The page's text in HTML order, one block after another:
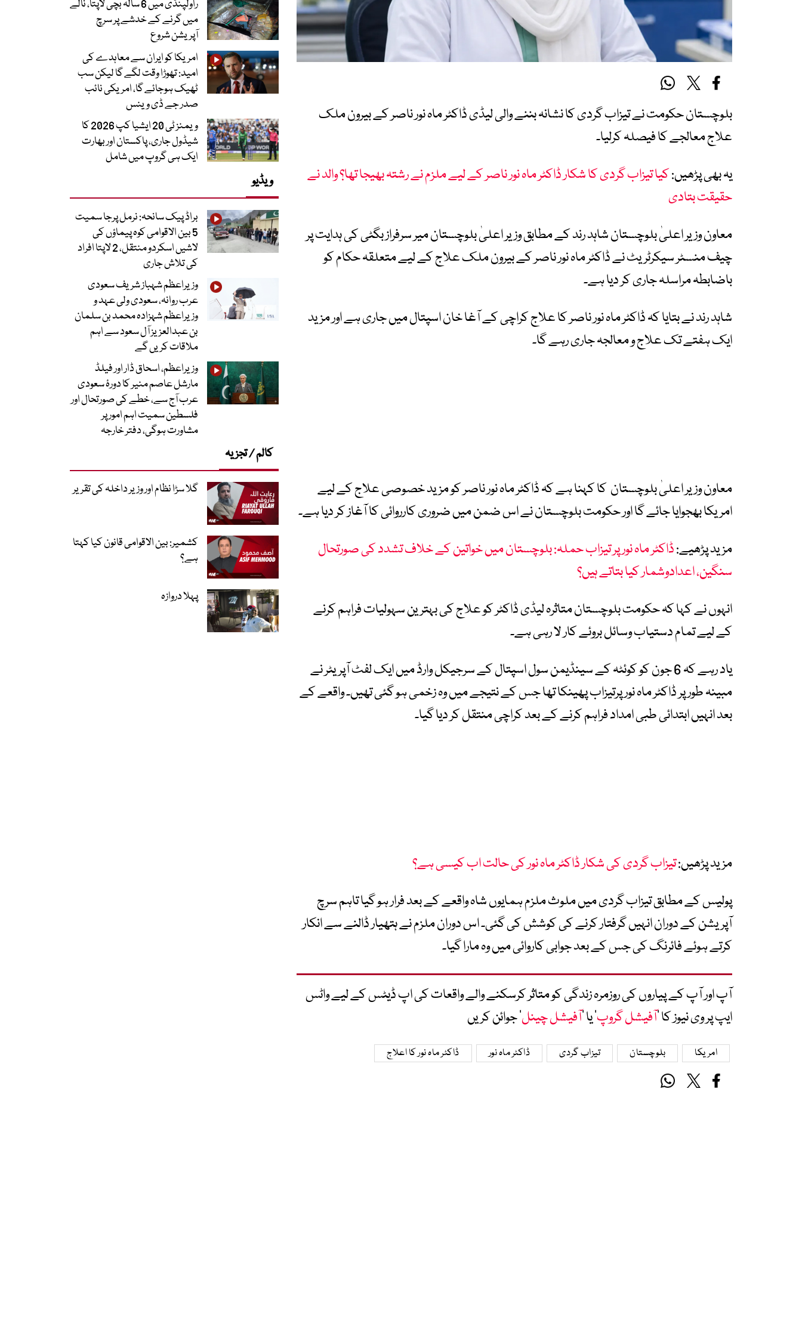
بلوچستان حکومت نے تیزاب گردی کا نشانہ بننے والی لیڈی ڈاکٹر ماہ نور ناصر کے بیرون ملک
علاج معالجے کا فیصلہ کرلیا۔
یہ بھی پڑھیں:کیا تیزاب گردی کا شکار ڈاکٹر ماہ نور ناصر کے لیے ملزم نے رشتہ بھیجا تھا؟ والد نے
حقیقت بتادی
معاون وزیر اعلیٰ بلوچستان شاہد رند کے مطابق وزیر اعلیٰ بلوچستان میر سرفراز بگٹی کی ہدایت پر
چیف منسٹر سیکرٹریٹ نے ڈاکٹر ماہ نور ناصر کے بیرون ملک علاج کے لیے متعلقہ حکام کو
باضابطہ مراسلہ جاری کر دیا ہے۔
شاہد رند نے بتایا کہ ڈاکٹر ماہ نور ناصر کا علاج کراچی کے آغا خان اسپتال میں جاری ہے اور مزید
ایک ہفتے تک علاج و معالجہ جاری رہے گا۔
معاون وزیر اعلیٰ بلوچستان کا کہنا ہے کہ ڈاکٹر ماہ نور ناصر کو مزید خصوصی علاج کے لیے
امریکا بھجوایا جائے گا اور حکومت بلوچستان نے اس ضمن میں ضروری کارروائی کا آغاز کر دیا ہے۔
مزید پڑھیے:ڈاکٹر ماہ نور پر تیزاب حملہ: بلوچستان میں خواتین کے خلاف تشدد کی صورتحال
سنگین، اعدادوشمار کیا بتاتے ہیں؟
انہوں نے کہا کہ حکومت بلوچستان متاثرہ لیڈی ڈاکٹر کو علاج کی بہترین سہولیات فراہم کرنے
کے لیے تمام دستیاب وسائل بروئے کار لا رہی ہے۔
یاد رہے کہ 6 جون کو کوئٹہ کے سینڈیمن سول اسپتال کے سرجیکل وارڈ میں ایک لفٹ آپریٹر نے
مبینہ طور پر ڈاکٹر ماہ نور پرتیزاب پھینکا تھا جس کے نتیجے میں وہ زخمی ہو گئی تھیں۔ واقعے کے
بعد انہیں ابتدائی طبی امداد فراہم کرنے کے بعد کراچی منتقل کر دیا گیا۔
مزید پڑھیں:تیزاب گردی کی شکار ڈاکٹر ماہ نور کی حالت اب کیسی ہے؟
پولیس کے مطابق تیزاب گردی میں ملوث ملزم ہمایوں شاہ واقعے کے بعد فرار ہو گیا تاہم سرچ
آپریشن کے دوران انہیں گرفتار کرنے کی کوشش کی گئی۔ اس دوران ملزم نے ہتھیار ڈالنے سے انکار
کرتے ہوئے فائرنگ کی جس کے بعد جوابی کاروائی میں وہ مارا گیا۔
آپ اور آپ کے پیاروں کی روزمرہ زندگی کو متاثر کرسکنے والے واقعات کی اپ ڈیٹس کے لیے واٹس
ایپ پر وی نیوز کا ’آفیشل گروپ‘ یا ’آفیشل چینل‘ جوائن کریں
امریکا بلوچستان تیزاب گردی ڈاکٹر ماہ نور ڈاکٹر ماہ نور کا اعلاج
راولپنڈی میں 6 سالہ بچی لاپتا، نالے
میں گرنے کے خدشے پر سرچ
آپریشن شروع
امریکا کو ایران سے معاہدے کی
امید: تھوڑا وقت لگے گا لیکن سب
ٹھیک ہوجائے گا، امریکی نائب
صدر جے ڈی وینس
ویمنز ٹی 20 ایشیا کپ 2026 کا
شیڈول جاری، پاکستان اور بھارت
ایک ہی گروپ میں شامل
ویڈیو
براڈ پیک سانحہ: نرمل پرجا سمیت
5 بین الاقوامی کوہ پیماؤں کی
لاشیں اسکردو منتقل، 2 لاپتا افراد
کی تلاش جاری
وزیراعظم شہباز شریف سعودی
عرب روانہ، سعودی ولی عہد و
وزیراعظم شہزادہ محمد بن سلمان
بن عبدالعزیز آل سعود سے اہم
ملاقات کریں گے
وزیراعظم، اسحاق ڈار اور فیلڈ
مارشل عاصم منیر کا دورۂ سعودی
عرب آج سے، خطے کی صورتحال اور
فلسطین سمیت اہم امور پر
مشاورت ہوگی، دفتر خارجہ
کالم / تجزیہ
گلا سڑا نظام اور وزیر داخلہ کی تقریر
کشمیر: بین الاقوامی قانون کیا کہتا
ہے؟
پہلا دروازہ